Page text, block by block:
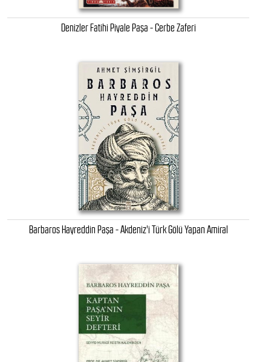
Denizler Fatihi Piyale Paşa - Cerbe Zaferi
Barbaros Hayreddin Paşa - Akdeniz'i Türk Gölü Yapan Amiral